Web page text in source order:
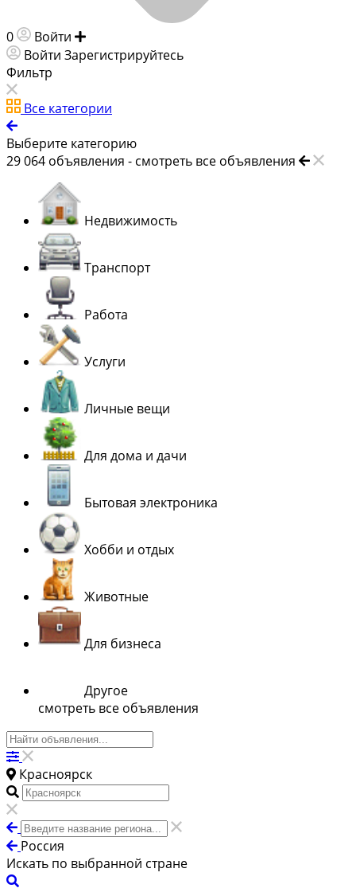
0 Войти
Войти Зарегистрируйтесь
Фильтр
Все категории
Выберите категорию
29 064 объявления - смотреть все объявления
Недвижимость
Транспорт
Работа
Услуги
Личные вещи
Для дома и дачи
Бытовая электроника
Хобби и отдых
Животные
Для бизнеса
Другое
смотреть все объявления
Красноярск
Россия
Искать по выбранной стране